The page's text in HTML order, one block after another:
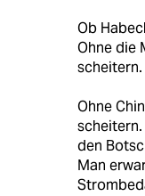
Ob
Ohne die
scheitern.
Ohne
den
Man